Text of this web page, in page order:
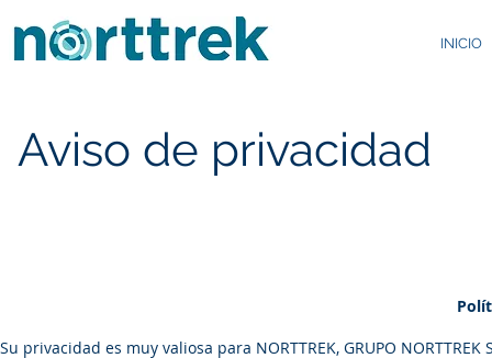
INICIO
Aviso de privacidad
Su privacidad es muy valiosa para NORTTREK, GRUPO